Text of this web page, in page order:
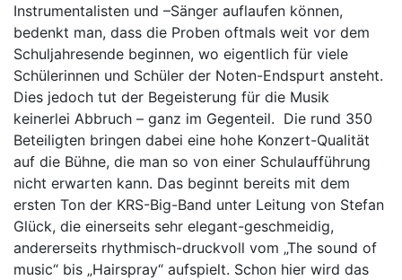
Instrumentalisten und –Sänger auflaufen können,
bedenkt man, dass die Proben oftmals weit vor dem
Schuljahresende beginnen, wo eigentlich für viele
Schülerinnen und Schüler der Noten-Endspurt ansteht.
Dies jedoch tut der Begeisterung für die Musik
keinerlei Abbruch – ganz im Gegenteil. Die rund 350
Beteiligten bringen dabei eine hohe Konzert-Qualität
auf die Bühne, die man so von einer Schulaufführung
nicht erwarten kann. Das beginnt bereits mit dem
ersten Ton der KRS-Big-Band unter Leitung von Stefan
Glück, die einerseits sehr elegant-geschmeidig,
andererseits rhythmisch-druckvoll vom „The sound of
music“ bis „Hairspray“ aufspielt. Schon hier wird das